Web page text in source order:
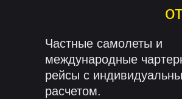
Частные самолеты и
международные
рейсы с
расчетом.